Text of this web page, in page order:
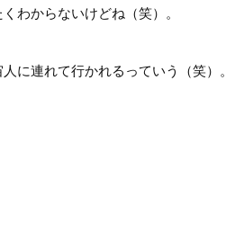
わからないけどね（笑）。
連れて行かれるっていう（笑）。